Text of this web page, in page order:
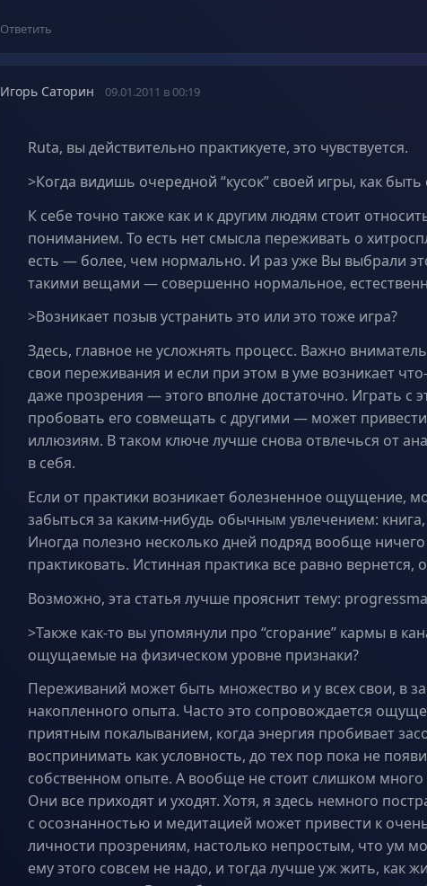
Ответить
Игорь Саторин 09.01.2011 в 00:19
Ruta, вы действительно практикуете, это чувствуется.
>Когда видишь очередной “кусок” своей игры, как быть
К себе точно также как и к другим людям стоит
пониманием. То есть нет смысла переживать о
есть — более, чем нормально. И раз уже Вы выбрали
такими вещами — совершенно нормальное,
>Возникает позыв устранить это или это тоже игра?
Здесь, главное не усложнять процесс. Важно
свои переживания и если при этом в уме возникает
даже прозрения — этого вполне достаточно. Играть с
пробовать его совмещать с другими — может
иллюзиям. В таком ключе лучше снова отвлечься от
в себя.
Если от практики возникает болезненное ощущение,
забыться за каким-нибудь обычным увлечением: книга,
Иногда полезно несколько дней подряд вообще
практиковать. Истинная практика все равно вернется,
Возможно, эта статья лучше прояснит тему:
>Также как-то вы упомянули про “сгорание” кармы в
ощущаемые на физическом уровне признаки?
Переживаний может быть множество и у всех свои, в
накопленного опыта. Часто это сопровождается
приятным покалыванием, когда энергия пробивает
воспринимать как условность, до тех пор пока не
собственном опыте. А вообще не стоит слишком
Они все приходят и уходят. Хотя, я здесь немного
с осознанностью и медитацией может привести к
личности прозрениям, настолько непростым, что ум
ему этого совсем не надо, и тогда лучше уж жить, как